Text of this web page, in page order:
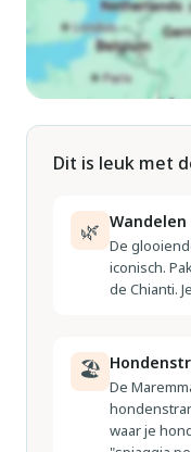
Carmignano 14 km,
di Pesa 36 km, San
Dit is leuk met
🌿
De
iconisch.
de Chianti.
🏖
De
waar je